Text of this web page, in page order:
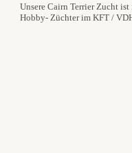
Unsere Cairn Terrier Zucht
Hobby- Züchter im KFT /